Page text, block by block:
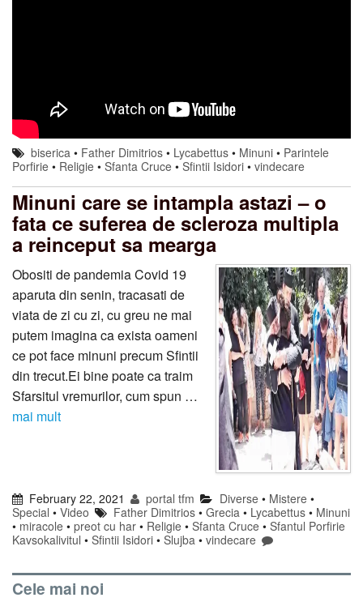
biserica • Father Dimitrios • Lycabettus • Minuni • Parintele
Porfirie • Religie • Sfanta Cruce • Sfintii Isidori • vindecare
Minuni care se intampla astazi – o
fata ce suferea de scleroza multipla
a reinceput sa mearga
Obositi de pandemia Covid 19
aparuta din senin, tracasati de
viata de zi cu zi, cu greu ne mai
putem imagina ca exista oameni
ce pot face minuni precum Sfintii
din trecut.Ei bine poate ca traim
Sfarsitul vremurilor, cum spun …
mai mult
February 22, 2021 portal tfm Diverse• Mistere•
Special • Video Father Dimitrios •Grecia • Lycabettus • Minuni
• miracole • preot cu har • Religie • Sfanta Cruce • Sfantul Porfirie
Kavsokalivitul • Sfintii Isidori • Slujba • vindecare
Cele mai noi